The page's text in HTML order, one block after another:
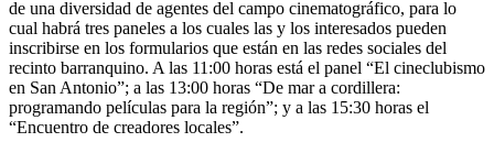
de una diversidad de agentes del campo cinematográfico, para lo
cual habrá tres paneles a los cuales las y los interesados pueden
inscribirse en los formularios que están en las redes sociales del
recinto barranquino. A las 11:00 horas está el panel “El cineclubismo
en San Antonio”; a las 13:00 horas “De mar a cordillera:
programando películas para la región”; y a las 15:30 horas el
“Encuentro de creadores locales”.